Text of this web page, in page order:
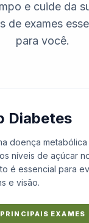
e cuide da
de exames
para você.
Diabetes
doença
níveis de açúcar
é essencial para
e visão.
PRINCIPAIS EXAMES